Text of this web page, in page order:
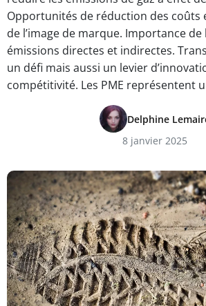
Opportunités de réduction des coûts
de l’image de marque. Importance de
émissions directes et indirectes.
un défi mais aussi un levier
compétitivité. Les PME représentent
Delphine
8 janvier 2025